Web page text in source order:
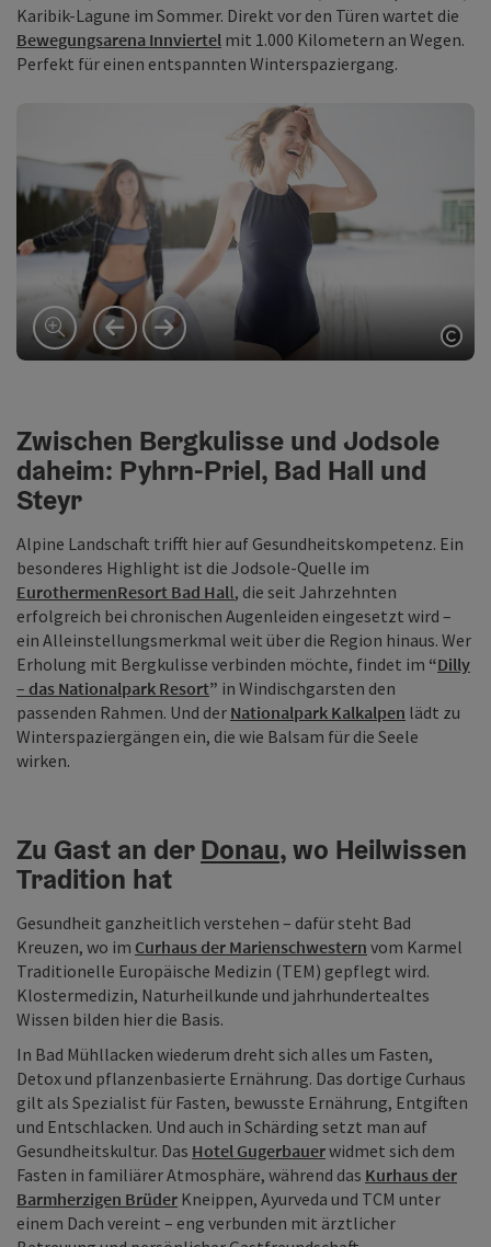
Karibik-Lagune im Sommer. Direkt vor den Türen wartet die
Bewegungsarena Innviertel mit 1.000 Kilometern an Wegen.
Perfekt für einen entspannten Winterspaziergang.
vorheriges Element
nächstes Element
Zwischen Bergkulisse und Jodsole
daheim: Pyhrn-Priel, Bad Hall und
Steyr
Alpine Landschaft trifft hier auf Gesundheitskompetenz. Ein
besonderes Highlight ist die Jodsole-Quelle im
EurothermenResort Bad Hall, die seit Jahrzehnten
erfolgreich bei chronischen Augenleiden eingesetzt wird –
ein Alleinstellungsmerkmal weit über die Region hinaus. Wer
Erholung mit Bergkulisse verbinden möchte, findet im “Dilly
– das Nationalpark Resort” in Windischgarsten den
passenden Rahmen. Und der Nationalpark Kalkalpen lädt zu
Winterspaziergängen ein, die wie Balsam für die Seele
wirken.
Zu Gast an derDonau, wo Heilwissen
Tradition hat
Gesundheit ganzheitlich verstehen – dafür steht Bad
Kreuzen, wo im Curhaus der Marienschwestern vom Karmel
Traditionelle Europäische Medizin (TEM) gepflegt wird.
Klostermedizin, Naturheilkunde und jahrhundertealtes
Wissen bilden hier die Basis.
In Bad Mühllacken wiederum dreht sich alles um Fasten,
Detox und pflanzenbasierte Ernährung. Das dortige Curhaus
gilt als Spezialist für Fasten, bewusste Ernährung, Entgiften
und Entschlacken. Und auch in Schärding setzt man auf
Gesundheitskultur. Das Hotel Gugerbauerwidmet sich dem
Fasten in familiärer Atmosphäre, während das Kurhaus der
Barmherzigen Brüder Kneippen, Ayurveda und TCM unter
einem Dach vereint – eng verbunden mit ärztlicher